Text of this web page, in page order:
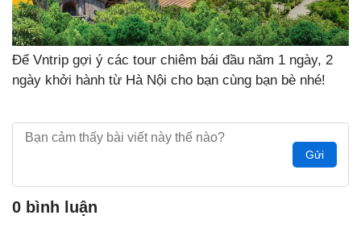
Để Vntrip gợi ý các tour chiêm bái đầu năm 1 ngày, 2
ngày khởi hành từ Hà Nội cho bạn cùng bạn bè nhé!
Gửi
0 bình luận